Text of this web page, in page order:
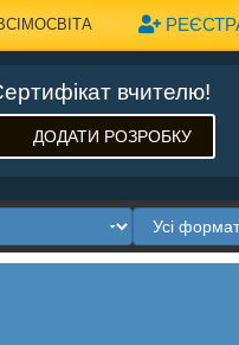
вчителю!
ДОДАТИ РОЗРОБКУ